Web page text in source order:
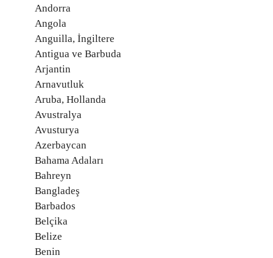
Andorra
Angola
Anguilla, İngiltere
Antigua ve Barbuda
Arjantin
Arnavutluk
Aruba, Hollanda
Avustralya
Avusturya
Azerbaycan
Bahama Adaları
Bahreyn
Bangladeş
Barbados
Belçika
Belize
Benin